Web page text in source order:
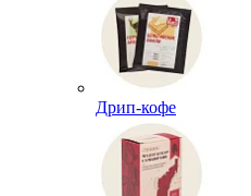
Дрип-кофе